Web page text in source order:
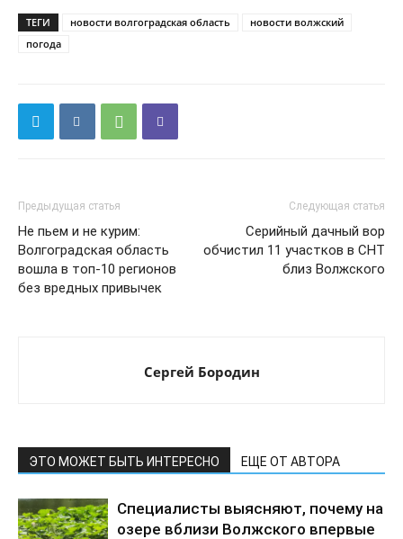
ТЕГИ новости волгоградская область
новости волжский
погода
Предыдущая статья
Не пьем и не курим:
Волгоградская область
вошла в топ-10 регионов
без вредных привычек
Следующая статья
Серийный дачный вор
обчистил 11 участков в СНТ
близ Волжского
Сергей Бородин
ЭТО МОЖЕТ БЫТЬ ИНТЕРЕСНО ЕЩЕ ОТ АВТОРА
Специалисты выясняют, почему на
озере вблизи Волжского впервые